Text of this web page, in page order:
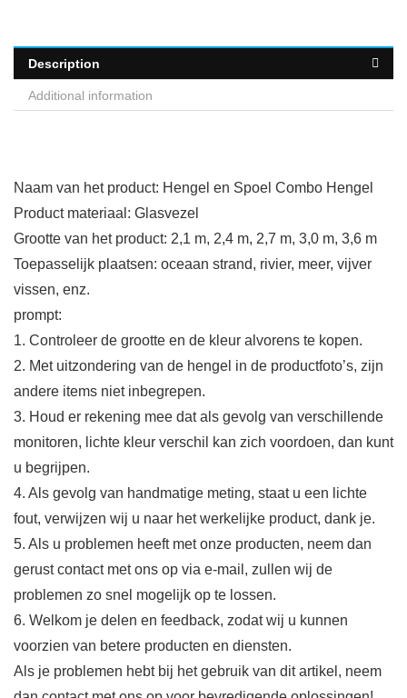
Description
Additional information
Naam van het product: Hengel en Spoel Combo Hengel
Product materiaal: Glasvezel
Grootte van het product: 2,1 m, 2,4 m, 2,7 m, 3,0 m, 3,6 m
Toepasselijk plaatsen: oceaan strand, rivier, meer, vijver
vissen, enz.
prompt:
1. Controleer de grootte en de kleur alvorens te kopen.
2. Met uitzondering van de hengel in de productfoto’s, zijn
andere items niet inbegrepen.
3. Houd er rekening mee dat als gevolg van verschillende
monitoren, lichte kleur verschil kan zich voordoen, dan kunt
u begrijpen.
4. Als gevolg van handmatige meting, staat u een lichte
fout, verwijzen wij u naar het werkelijke product, dank je.
5. Als u problemen heeft met onze producten, neem dan
gerust contact met ons op via e-mail, zullen wij de
problemen zo snel mogelijk op te lossen.
6. Welkom je delen en feedback, zodat wij u kunnen
voorzien van betere producten en diensten.
Als je problemen hebt bij het gebruik van dit artikel, neem